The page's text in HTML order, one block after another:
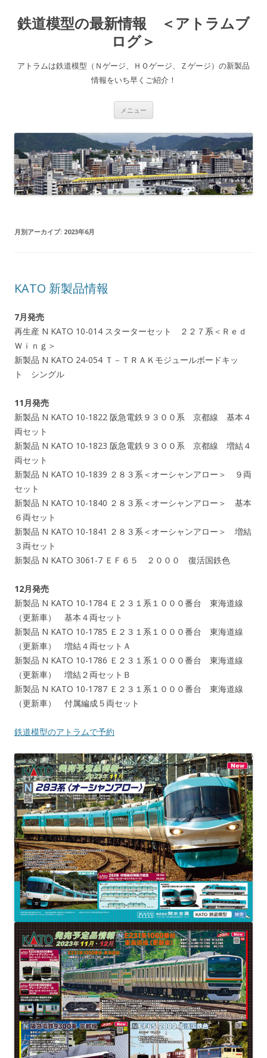
鉄道模型の最新情報 ＜アトラムブ
ログ＞
アトラムは鉄道模型（Ｎゲージ、ＨＯゲージ、Ｚゲージ）の新製品
情報をいち早くご紹介！
メニュー
ン
ツ
へ
ス
キ
ッ
プ
月別アーカイブ: 2023年6月
KATO 新製品情報
7月発売
再生産 N KATO 10-014 スターターセット ２２７系＜Ｒｅｄ
Ｗｉｎｇ＞
新製品 N KATO 24-054 Ｔ－ＴＲＡＫモジュールボードキッ
ト シングル
11月発売
新製品 N KATO 10-1822 阪急電鉄９３００系 京都線 基本４
両セット
新製品 N KATO 10-1823 阪急電鉄９３００系 京都線 増結４
両セット
新製品 N KATO 10-1839 ２８３系＜オーシャンアロー＞ ９両
セット
新製品 N KATO 10-1840 ２８３系＜オーシャンアロー＞ 基本
６両セット
新製品 N KATO 10-1841 ２８３系＜オーシャンアロー＞ 増結
３両セット
新製品 N KATO 3061-7 ＥＦ６５ ２０００ 復活国鉄色
12月発売
新製品 N KATO 10-1784 Ｅ２３１系１０００番台 東海道線
（更新車） 基本４両セット
新製品 N KATO 10-1785 Ｅ２３１系１０００番台 東海道線
（更新車） 増結４両セットＡ
新製品 N KATO 10-1786 Ｅ２３１系１０００番台 東海道線
（更新車） 増結２両セットＢ
新製品 N KATO 10-1787 Ｅ２３１系１０００番台 東海道線
（更新車） 付属編成５両セット
鉄道模型のアトラムで予約